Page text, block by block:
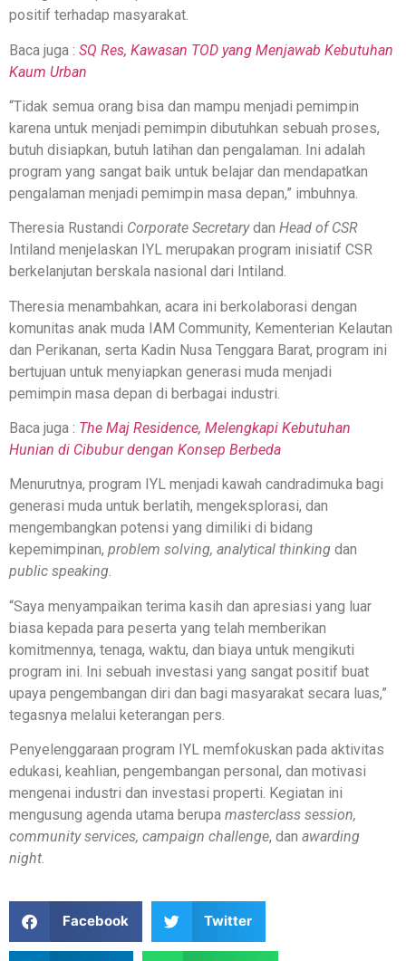
positif terhadap masyarakat.
Baca juga : SQ Res, Kawasan TOD yang Menjawab Kebutuhan
Kaum Urban
“Tidak semua orang bisa dan mampu menjadi pemimpin
karena untuk menjadi pemimpin dibutuhkan sebuah proses,
butuh disiapkan, butuh latihan dan pengalaman. Ini adalah
program yang sangat baik untuk belajar dan mendapatkan
pengalaman menjadi pemimpin masa depan,” imbuhnya.
Theresia Rustandi Corporate Secretarydan Head of CSR
Intiland menjelaskan IYL merupakan program inisiatif CSR
berkelanjutan berskala nasional dari Intiland.
Theresia menambahkan, acara ini berkolaborasi dengan
komunitas anak muda IAM Community, Kementerian Kelautan
dan Perikanan, serta Kadin Nusa Tenggara Barat, program ini
bertujuan untuk menyiapkan generasi muda menjadi
pemimpin masa depan di berbagai industri.
Baca juga : The Maj Residence, Melengkapi Kebutuhan
Hunian di Cibubur dengan Konsep Berbeda
Menurutnya, program IYL menjadi kawah candradimuka bagi
generasi muda untuk berlatih, mengeksplorasi, dan
mengembangkan potensi yang dimiliki di bidang
kepemimpinan, problem solving, analytical thinking dan
public speaking.
“Saya menyampaikan terima kasih dan apresiasi yang luar
biasa kepada para peserta yang telah memberikan
komitmennya, tenaga, waktu, dan biaya untuk mengikuti
program ini. Ini sebuah investasi yang sangat positif buat
upaya pengembangan diri dan bagi masyarakat secara luas,”
tegasnya melalui keterangan pers.
Penyelenggaraan program IYL memfokuskan pada aktivitas
edukasi, keahlian, pengembangan personal, dan motivasi
mengenai industri dan investasi properti. Kegiatan ini
mengusung agenda utama berupa masterclass session,
community services, campaign challenge, dan awarding
night.
Facebook Twitter